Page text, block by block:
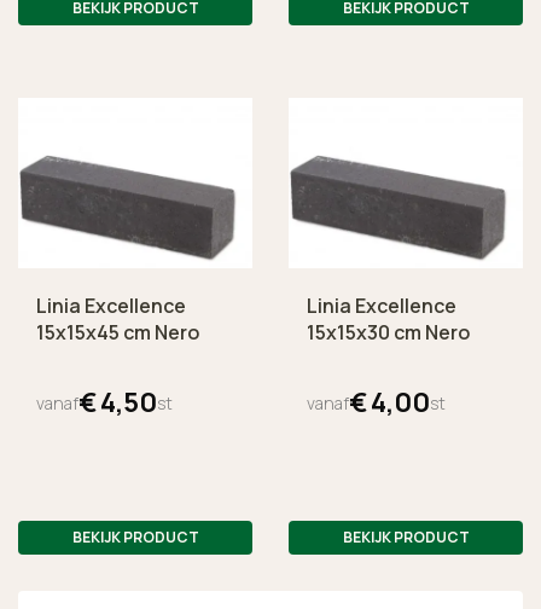
BEKIJK PRODUCT BEKIJK PRODUCT
Linia Excellence
15x15x45 cm Nero
vanaf€4,50st
BEKIJK PRODUCT
Linia Excellence
15x15x30 cm Nero
vanaf€4,00st
BEKIJK PRODUCT